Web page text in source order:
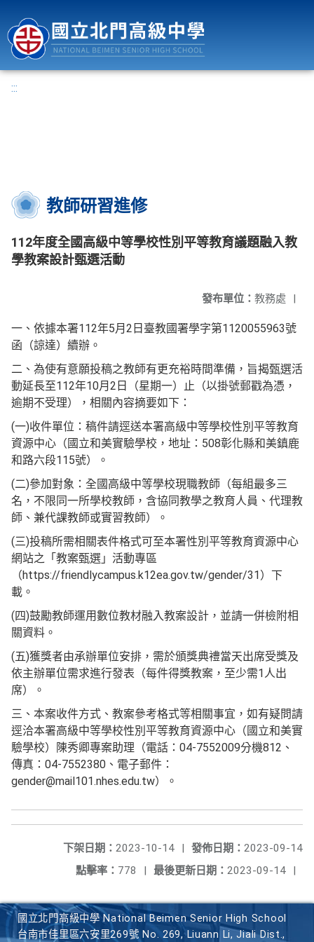
:::
教師研習進修
112年度全國高級中等學校性別平等教育議題融入教
學教案設計甄選活動
發布單位： 教務處 |
一、依據本署112年5月2日臺教國署學字第1120055963號
函（諒達）續辦。
二、為使有意願投稿之教師有更充裕時間準備，旨揭甄選活
動延長至112年10月2日（星期一）止（以掛號郵戳為憑，
逾期不受理），相關內容摘要如下：
(一)收件單位：稿件請逕送本署高級中等學校性別平等教育
資源中心（國立和美實驗學校，地址：508彰化縣和美鎮鹿
和路六段115號）。
(二)參加對象：全國高級中等學校現職教師（每組最多三
名，不限同一所學校教師，含協同教學之教育人員、代理教
師、兼代課教師或實習教師）。
(三)投稿所需相關表件格式可至本署性別平等教育資源中心
網站之「教案甄選」活動專區
（https://friendlycampus.k12ea.gov.tw/gender/31）下
載。
(四)鼓勵教師運用數位教材融入教案設計，並請一併檢附相
關資料。
(五)獲獎者由承辦單位安排，需於頒獎典禮當天出席受獎及
依主辦單位需求進行發表（每件得獎教案，至少需1人出
席）。
三、本案收件方式、教案參考格式等相關事宜，如有疑問請
逕洽本署高級中等學校性別平等教育資源中心（國立和美實
驗學校）陳秀卿專案助理（電話：04-7552009分機812、
傳真：04-7552380、電子郵件：
gender@mail101.nhes.edu.tw）。
發佈日期： 2023-09-14
下架日期： 2023-10-14
|
最後更新日期： 2023-09-14 |
點擊率： 778 |
國立北門高級中學 National Beimen Senior High School
台南市佳里區六安里269號 No. 269, Liuann Li, Jiali Dist.,